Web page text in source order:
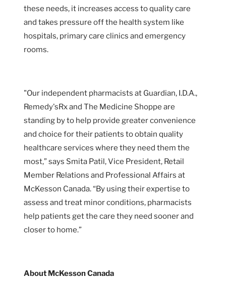
these needs, it increases access to quality care
and takes pressure off the health system like
hospitals, primary care clinics and emergency
rooms.
"Our independent pharmacists at Guardian, I.D.A.,
Remedy'sRx and The Medicine Shoppe are
standing by to help provide greater convenience
and choice for their patients to obtain quality
healthcare services where they need them the
most,” says Smita Patil, Vice President, Retail
Member Relations and Professional Affairs at
McKesson Canada. “By using their expertise to
assess and treat minor conditions, pharmacists
help patients get the care they need sooner and
closer to home.”
About McKesson Canada